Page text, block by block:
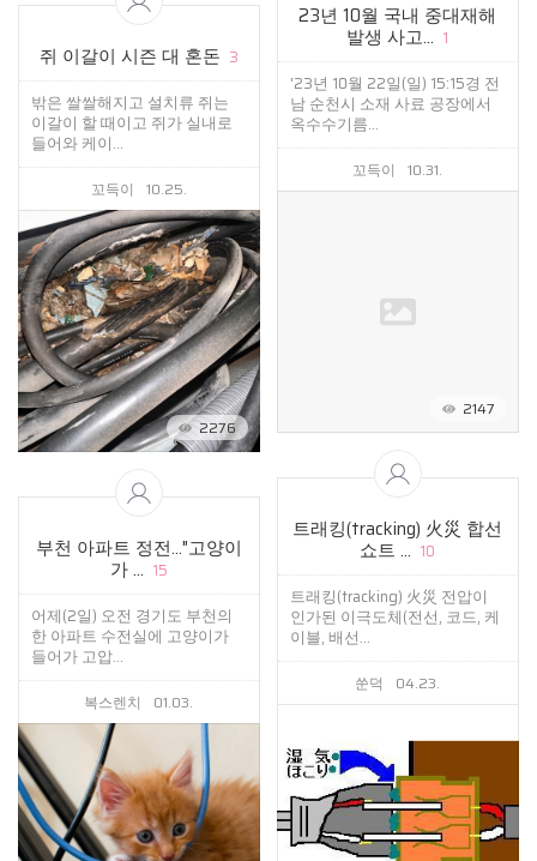
23년 10월 국내 중대재해
발생 사고... 1
'23년 10월 22일(일) 15:15경 전
남 순천시 소재 사료 공장에서
옥수수기름...
꼬득이 10.31.
2147
쥐 이갈이 시즌 대 혼돈 3
밖은 쌀쌀해지고 설치류 쥐는
이갈이 할 때이고 쥐가 실내로
들어와 케이...
꼬득이 10.25.
2276
트래킹(tracking) 火災 합선
쇼트 ... 10
트래킹(tracking) 火災 전압이
인가된 이극도체(전선, 코드, 케
이블, 배선...
쑨덕 04.23.
부천 아파트 정전…"고양이
가 ... 15
어제(2일) 오전 경기도 부천의
한 아파트 수전실에 고양이가
들어가 고압...
복스렌치 01.03.